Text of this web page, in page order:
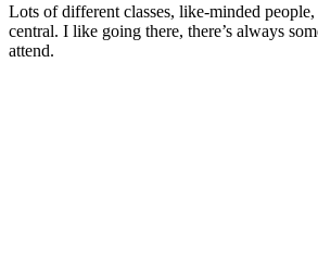
Lots of different classes, like-minded
central. I like going there, there’s always
attend.